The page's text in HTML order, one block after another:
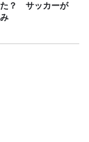
た？ サッカーが